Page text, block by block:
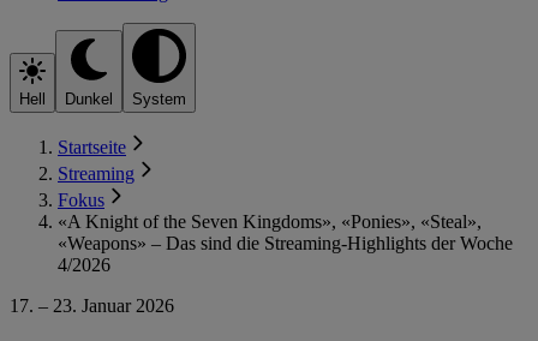
Hell Dunkel System
Startseite
Streaming
Fokus
«A Knight of the Seven Kingdoms», «Ponies», «Steal»,
«Weapons» – Das sind die Streaming-Highlights der Woche
4/2026
17. – 23. Januar 2026